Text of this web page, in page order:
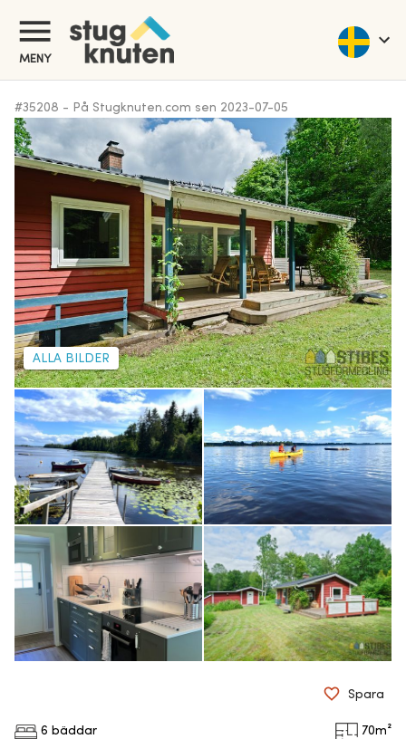
MENY
#35208 - På Stugknuten.com sen 2023-07-05
ALLA BILDER
6 bäddar 70m²
Spara